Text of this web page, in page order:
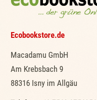
Ecobookstore.de
Macadamu GmbH
Am Krebsbach 9
88316 Isny im Allgäu